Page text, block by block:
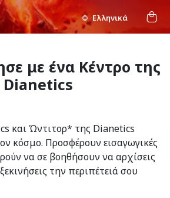
Ελληνικά
με ένα Κέντρο της
Dianetics
και Ώντιτορ* της Dianetics
κόσμο. Προσφέρουν εισαγωγικές
να σε βοηθήσουν να αρχίσεις
την περιπέτειά σου